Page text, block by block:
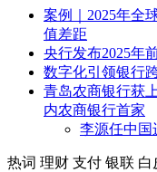
案例｜2025年全
值差距
央行发布2025年
数字化引领银行
青岛农商银行获
内农商银行首家
李源任中国
热词 理财 支付 银联 白